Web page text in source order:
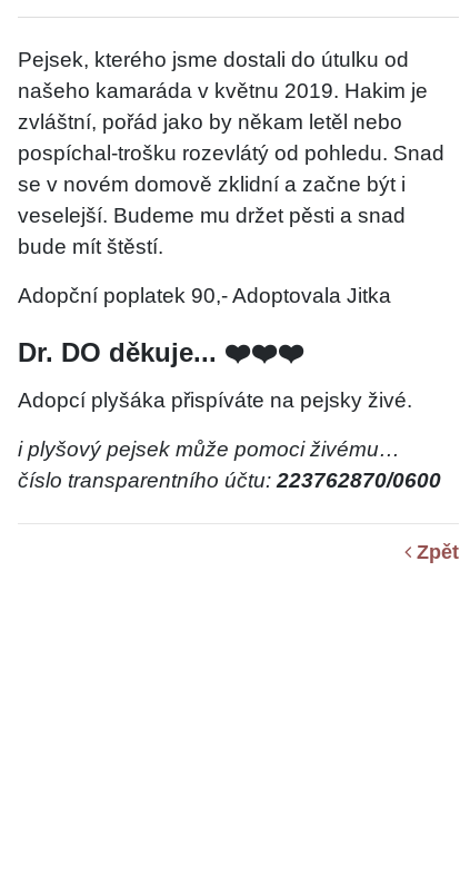
Pejsek, kterého jsme dostali do útulku od
našeho kamaráda v květnu 2019. Hakim je
zvláštní, pořád jako by někam letěl nebo
pospíchal-trošku rozevlátý od pohledu. Snad
se v novém domově zklidní a začne být i
veselejší. Budeme mu držet pěsti a snad
bude mít štěstí.
Adopční poplatek 90,- Adoptovala Jitka
Dr. DO děkuje... ❤️❤️❤️
Adopcí plyšáka přispíváte na pejsky živé.
i plyšový pejsek může pomoci živému…
číslo transparentního účtu: 223762870/0600
Zpět